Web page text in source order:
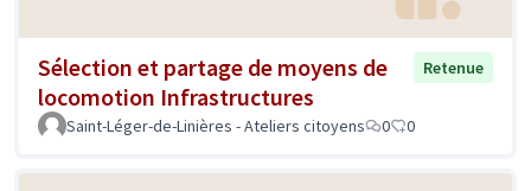
Sélection et partage de moyens de
locomotion Infrastructures
Retenue
Saint-Léger-de-Linières - Ateliers citoyens 0 0